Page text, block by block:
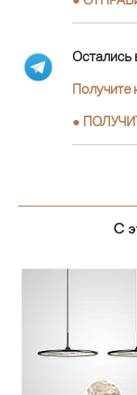
Остались
Получите
●
С